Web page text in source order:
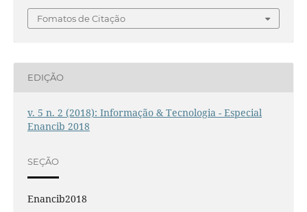
Fomatos de Citação
EDIÇÃO
v. 5 n. 2 (2018): Informação & Tecnologia - Especial
Enancib 2018
SEÇÃO
Enancib2018